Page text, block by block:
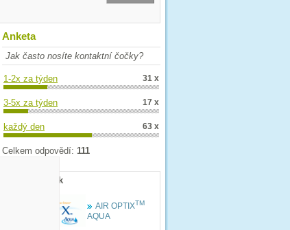
Anketa
Jak často nosíte kontaktní čočky?
1-2x za týden 31 x
3-5x za týden 17 x
každý den 63 x
Celkem odpovědí: 111
Profily značek
AIR OPTIXTM
AQUA